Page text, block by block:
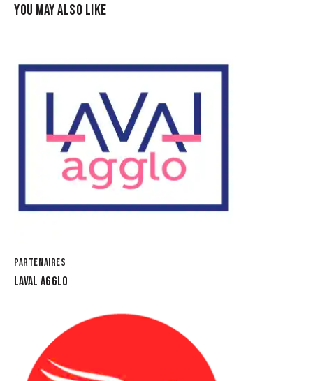
YOU MAY ALSO LIKE
PARTENAIRES
LAVAL AGGLO